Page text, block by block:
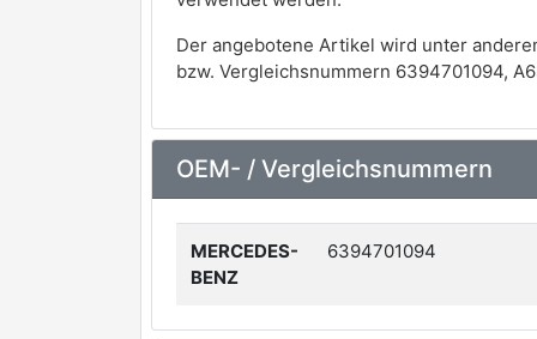
Der angebotene Artikel wird unter
bzw. Vergleichsnummern 6394701094,
OEM- / Vergleichsnummern
MERCEDES-
BENZ
6394701094